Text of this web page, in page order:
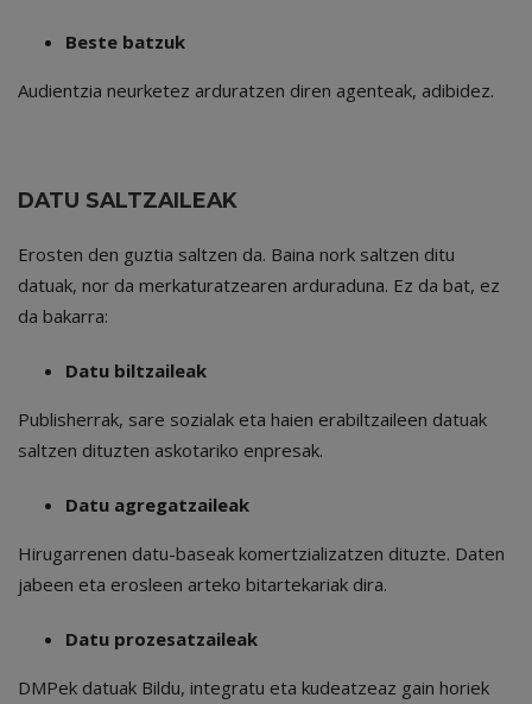
Beste batzuk
Audientzia neurketez arduratzen diren agenteak, adibidez.
DATU SALTZAILEAK
Erosten den guztia saltzen da. Baina nork saltzen ditu
datuak, nor da merkaturatzearen arduraduna. Ez da bat, ez
da bakarra:
Datu biltzaileak
Publisherrak, sare sozialak eta haien erabiltzaileen datuak
saltzen dituzten askotariko enpresak.
Datu agregatzaileak
Hirugarrenen datu-baseak komertzializatzen dituzte. Daten
jabeen eta erosleen arteko bitartekariak dira.
Datu prozesatzaileak
DMPek datuak Bildu, integratu eta kudeatzeaz gain horiek